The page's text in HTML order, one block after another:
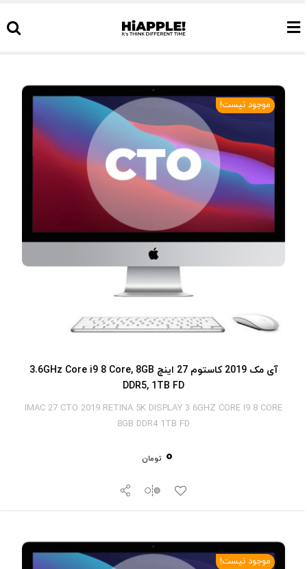
to
موجود نیست!
آی‎ مک 2019 کاستوم 27 اینچ 3.6GHz Core i9 8 Core, 8GB
DDR5, 1TB FD
IMAC 27 CTO 2019 RETINA 5K DISPLAY 3 6GHZ CORE I9 8 CORE
8GB DDR4 1TB FD
0 تومان
موجود نیست!